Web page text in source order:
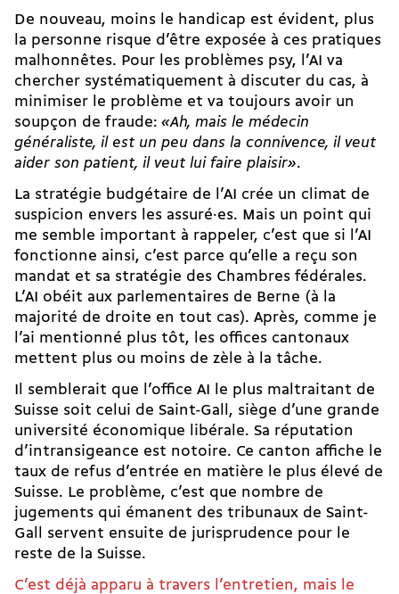
De nouveau, moins le handicap est évident, plus
la personne risque d’être exposée à ces pratiques
malhonnêtes. Pour les problèmes psy, l’AI va
chercher systématiquement à discuter du cas, à
minimiser le problème et va toujours avoir un
soupçon de fraude: «Ah, mais le médecin
généraliste, il est un peu dans la connivence, il veut
aider son patient, il veut lui faire plaisir».
La stratégie budgétaire de l’AI crée un climat de
suspicion envers les assuré·es. Mais un point qui
me semble important à rappeler, c’est que si l’AI
fonctionne ainsi, c’est parce qu’elle a reçu son
mandat et sa stratégie des Chambres fédérales.
L’AI obéit aux parlementaires de Berne (à la
majorité de droite en tout cas). Après, comme je
l’ai mentionné plus tôt, les offices cantonaux
mettent plus ou moins de zèle à la tâche.
Il semblerait que l’office AI le plus maltraitant de
Suisse soit celui de Saint-Gall, siège d’une grande
université économique libérale. Sa réputation
d’intransigeance est notoire. Ce canton affiche le
taux de refus d’entrée en matière le plus élevé de
Suisse. Le problème, c’est que nombre de
jugements qui émanent des tribunaux de Saint-
Gall servent ensuite de jurisprudence pour le
reste de la Suisse.
C’est déjà apparu à travers l’entretien, mais le